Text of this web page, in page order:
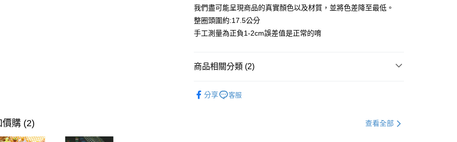
每筆NT$60，滿NT$1,000(含以上)免運費
萊爾富取貨付款
付款後萊爾富取貨
7-11取貨付款
我們盡可能呈現商品的真實顏色以及材質，並將色差降至最低。
整圈頭圍約:17.5公分
手工測量為正負1-2cm誤差值是正常的唷
商品相關分類 (2)
分享 客服
價購 (2) 查看全部